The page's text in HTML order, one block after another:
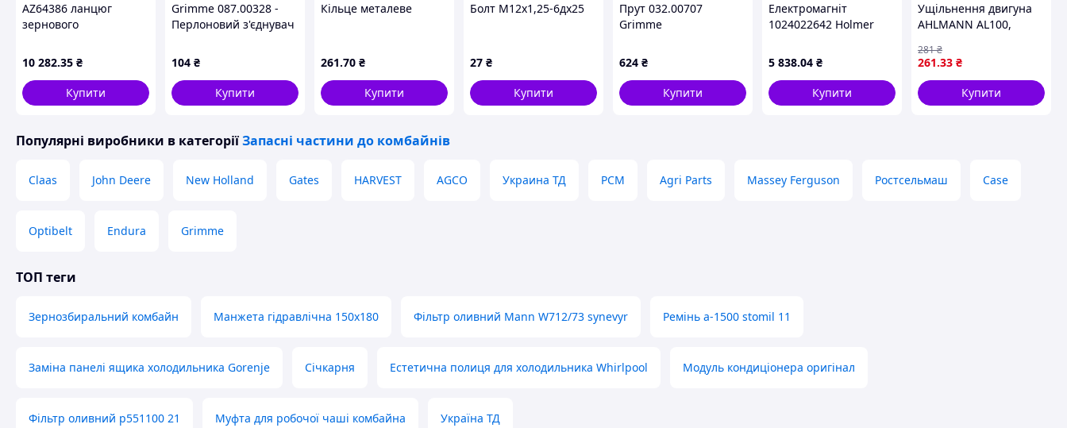
AZ64386 ланцюг
зернового
Deere без скребків
Donghua
10 282.35 ₴
Купити
Grimme 087.00328 -
Перлоновий з'єднувач
104 ₴
Купити
Кільце металеве
261.70 ₴
Купити
Болт М12х1,25-6дх25
27 ₴
Купити
Прут 032.00707
Grimme
624 ₴
Купити
Електромагніт
1024022642 Holmer
5 838.04 ₴
Купити
Ущільнення двигуна
AHLMANN AL100,
AL80, AL85T OE DEUTZ
04103380-DEUTZ
261.33 ₴
281₴
Купити
Популярні виробники в категоріїЗапасні частини до комбайнів
Claas John Deere New Holland Gates HARVEST AGCO Украина ТД РСМ Agri Parts Massey Ferguson Ростсельмаш Case
Optibelt Endura Grimme
ТОП теги
Зернозбиральний комбайн Манжета гідравлічна 150х180 Фільтр оливний Mann W712/73 synevyr Ремінь а-1500 stomil 11
Заміна панелі ящика холодильника Gorenje Січкарня Естетична полиця для холодильника Whirlpool Модуль кондиціонера оригінал
Фільтр оливний p551100 21 Муфта для робочої чаші комбайна Україна ТД